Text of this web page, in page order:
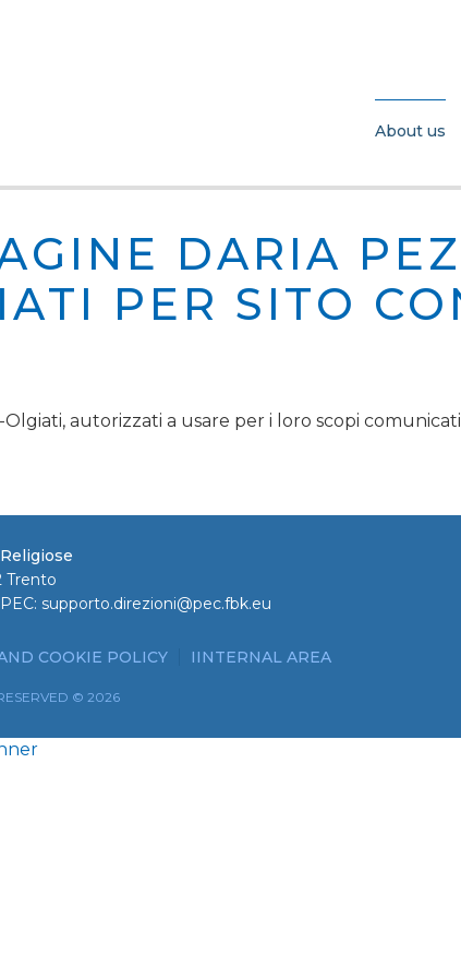
About us
DARIA
PER SITO
Olgiati, autorizzati a usare per i loro scopi
Trento
supporto.direzioni@pec.fbk.eu
COOKIE POLICY IINTERNAL AREA
© 2026